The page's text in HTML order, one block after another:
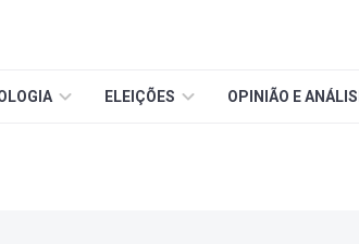
ELEIÇÕES OPINIÃO E